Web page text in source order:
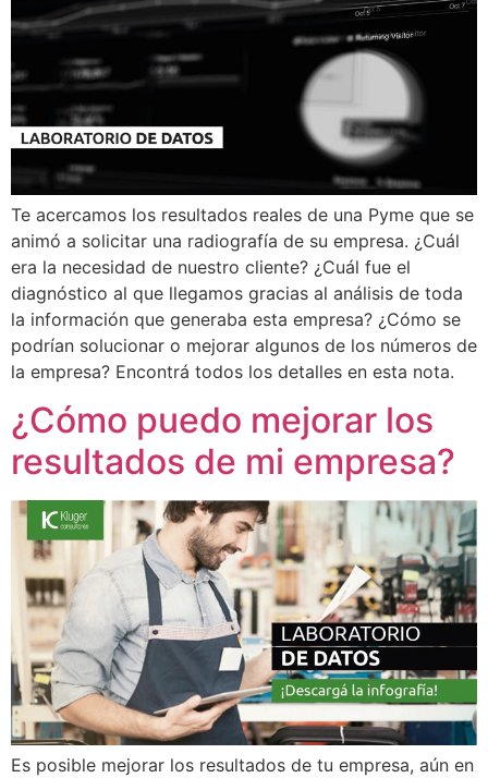
Te acercamos los resultados reales de una Pyme que se
animó a solicitar una radiografía de su empresa. ¿Cuál
era la necesidad de nuestro cliente? ¿Cuál fue el
diagnóstico al que llegamos gracias al análisis de toda
la información que generaba esta empresa? ¿Cómo se
podrían solucionar o mejorar algunos de los números de
la empresa? Encontrá todos los detalles en esta nota.
¿Cómo puedo mejorar los
resultados de mi empresa?
Es posible mejorar los resultados de tu empresa, aún en